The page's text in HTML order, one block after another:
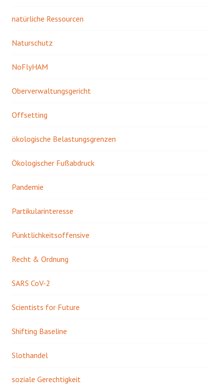
natürliche Ressourcen
Naturschutz
NoFlyHAM
Oberverwaltungsgericht
Offsetting
ökologische Belastungsgrenzen
Ökologischer Fußabdruck
Pandemie
Partikularinteresse
Pünktlichkeitsoffensive
Recht & Ordnung
SARS CoV-2
Scientists for Future
Shifting Baseline
Slothandel
soziale Gerechtigkeit